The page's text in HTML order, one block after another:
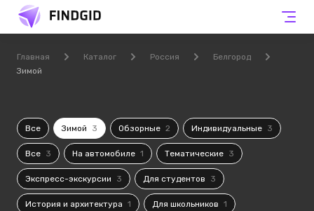
Главная Каталог Россия
Белгород
Зимой
Все Зимой 3 Обзорные 2 Индивидуальные 3
Все 3 На автомобиле 1 Тематические 3
Экспресс-экскурсии 3 Для студентов 3
История и архитектура 1 Для школьников 1